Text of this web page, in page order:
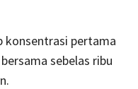
konsentrasi pertama
sebelas ribu